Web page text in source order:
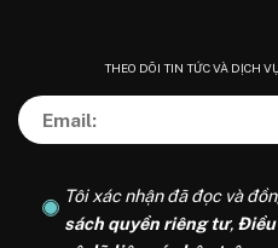
THEO DÕI TIN TỨC VÀ DỊCH
Tôi xác nhận đã đọc và
sách quyền riêng tư, Điều